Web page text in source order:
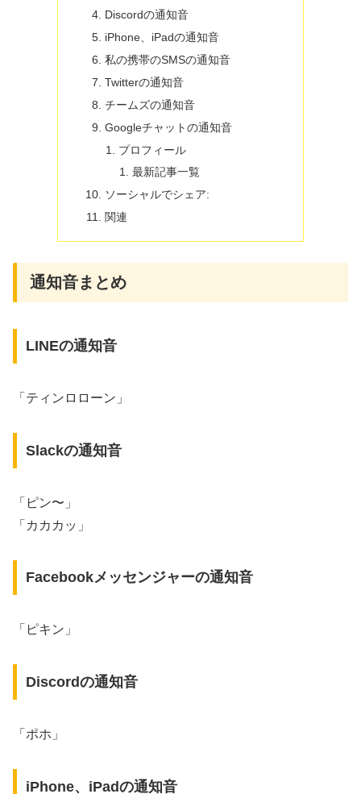
Discordの通知音
iPhone、iPadの通知音
私の携帯のSMSの通知音
Twitterの通知音
チームズの通知音
Googleチャットの通知音
プロフィール
最新記事一覧
ソーシャルでシェア:
関連
通知音まとめ
LINEの通知音
「ティンロローン」
Slackの通知音
「ピン〜」
「カカカッ」
Facebookメッセンジャーの通知音
「ピキン」
Discordの通知音
「ポホ」
iPhone、iPadの通知音